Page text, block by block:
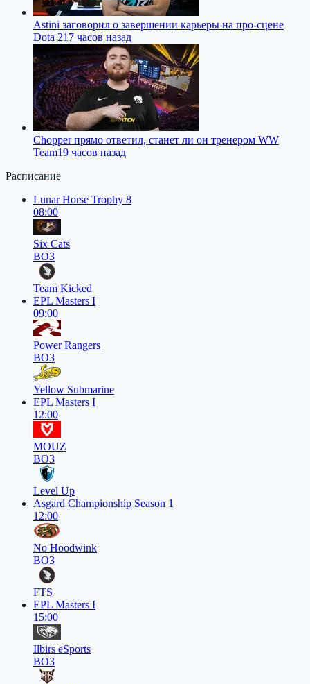
Astini заговорил о завершении карьеры на про-сцене
Dota 217 часов назад
Chopper прямо ответил, станет ли он тренером WW
Team19 часов назад
Расписание
Lunar Horse Trophy 8
08:00
Six Cats
BO3
Team Kicked
EPL Masters I
09:00
Power Rangers
BO3
Yellow Submarine
EPL Masters I
12:00
MOUZ
BO3
Level Up
Asgard Championship Season 1
12:00
No Hoodwink
BO3
FTS
EPL Masters I
15:00
Ilbirs eSports
BO3